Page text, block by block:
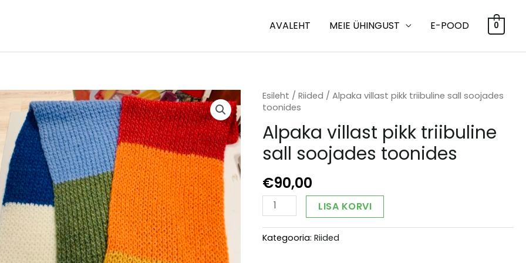
AVALEHT MEIE ÜHINGUST E-POOD 0
Esileht /Riided / Alpaka villast pikk triibuline sall soojades
toonides
Alpaka villast pikk triibuline
sall soojades toonides
€90,00
Alpaka
villast
pikk
triibuline
LISA KORVI
Alternative:
Kategooria:Riided